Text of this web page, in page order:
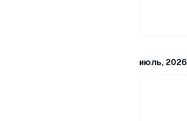
июль, 2026